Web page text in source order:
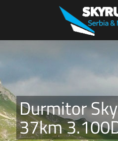
Durmitor
37km